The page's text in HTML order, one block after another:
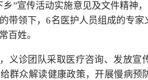
乡”宣传活动实施意见及文件精神，
带领下，6名医护人员组成的专家
百姓。
义诊团队采取医疗咨询、发放宣
群众解读健康政策，开展慢病预